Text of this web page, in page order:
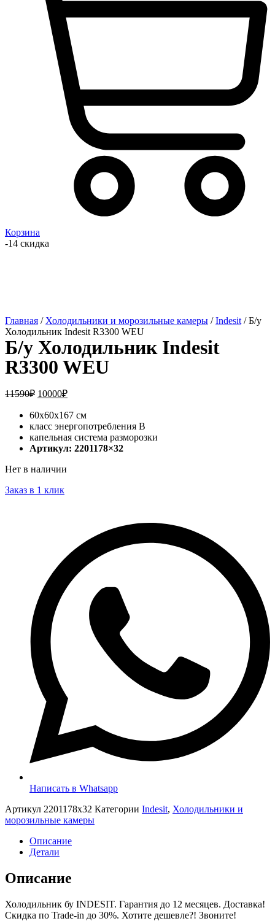
Корзина
-14 скидка
Главная / Холодильники и морозильные камеры /Indesit / Б/у
Холодильник Indesit R3300 WEU
Б/у Холодильник Indesit
R3300 WEU
11590₽ 10000₽
60x60x167 см
класс энергопотребления В
капельная система разморозки
Артикул: 2201178×32
Нет в наличии
Заказ в 1 клик
Написать в Whatsapp
Артикул 2201178x32 Категории Indesit, Холодильники и
морозильные камеры
Описание
Детали
Описание
Холодильник бу INDESIT. Гарантия до 12 месяцев. Доставка!
Скидка по Trade-in до 30%. Хотите дешевле?! Звоните!